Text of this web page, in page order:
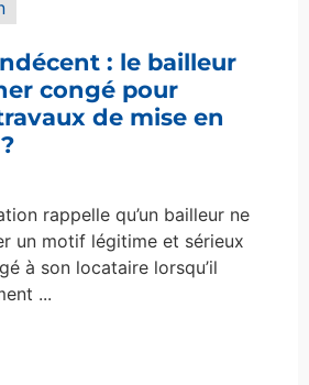
: le bailleur
congé pour
de mise en
rappelle qu’un bailleur ne
un motif légitime et sérieux
à son locataire lorsqu’il
...